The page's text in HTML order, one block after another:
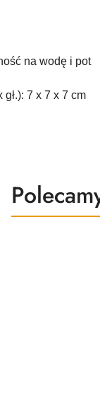
na wodę i pot
7 x 7 x 7 cm
Produkty
o